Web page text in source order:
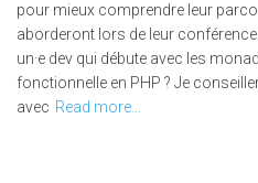
pour mieux comprendre leur
aborderont lors de leur
un·e dev qui débute avec les
fonctionnelle en PHP ? Je
avec Read more…